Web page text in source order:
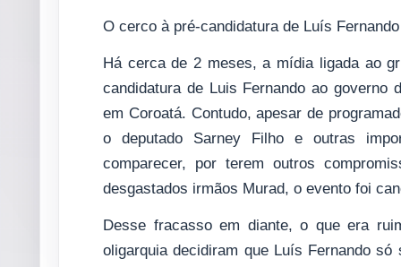
O cerco à pré-candidatura de Luís
Há cerca de 2 meses, a mídia ligada ao
candidatura de Luis Fernando ao governo
em Coroatá. Contudo, apesar de
o deputado Sarney Filho e outras
comparecer, por terem outros
desgastados irmãos Murad, o evento foi
Desse fracasso em diante, o que era
oligarquia decidiram que Luís Fernando